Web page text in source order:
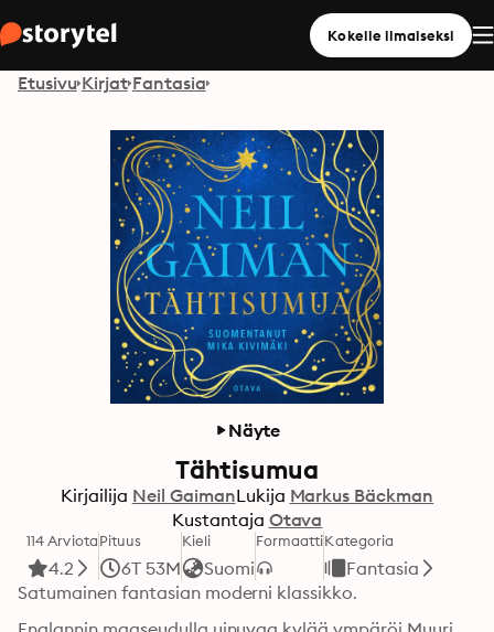
Kokeile ilmaiseksi
Etusivu Kirjat Fantasia
Näyte
Tähtisumua
Kirjailija Neil GaimanLukija Markus Bäckman
Kustantaja Otava
114 Arviota
4.2
Pituus
6T 53M
Kieli
Suomi
FormaattiKategoria
Fantasia
Satumainen fantasian moderni klassikko.